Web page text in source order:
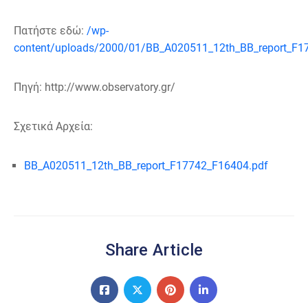
Πατήστε εδώ: /wp-
content/uploads/2000/01/
Πηγή: http://www.observatory.gr/
Σχετικά Αρχεία:
BB_A020511_12th_BB_report_F17742_F16404.pdf
Share Article